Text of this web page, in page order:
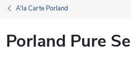
A'la Carte Porland
Porland Pure